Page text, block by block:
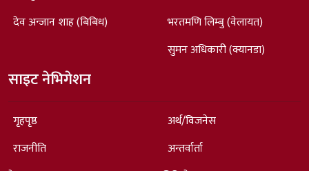
देव अन्जान शाह (बिबिध)
भरतमणि लिम्बु (वेलायत)
सुमन अधिकारी (क्यानडा)
साइट नेभिगेशन
गृहपृष्ठ
राजनीति
अर्थ/विजनेस
अन्तर्वार्ता